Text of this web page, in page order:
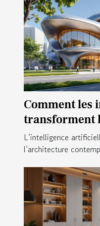
Comment les
transforment
moderne ?
L’intelligence
l’architecture